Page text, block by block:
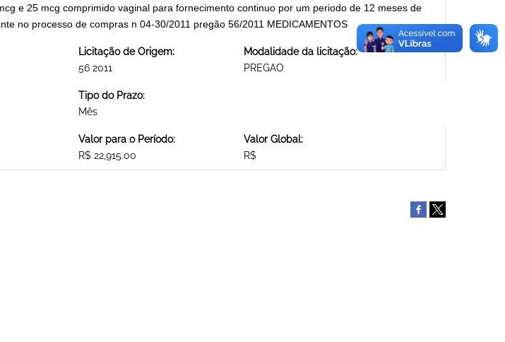
e 25 mcg comprimido vaginal para fornecimento continuo por um periodo de 12 meses de
no processo de compras n 04-30/2011 pregão 56/2011 MEDICAMENTOS
Licitação de Origem:
56 2011
Modalidade da licitação:
PREGAO
Tipo do Prazo:
Mês
Valor para o Período:
R$ 22,915.00
Valor Global:
R$